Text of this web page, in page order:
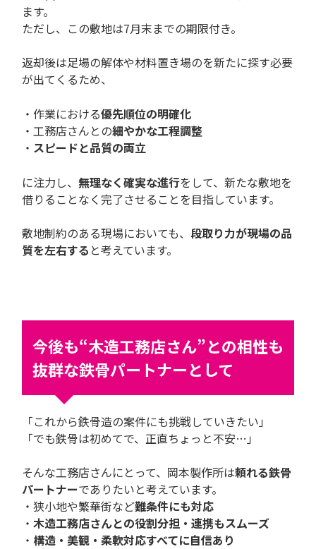
ます。
ただし、この敷地は7月末までの期限付き。
返却後は足場の解体や材料置き場のを新たに探す必要
が出てくるため、
・作業における優先順位の明確化
・工務店さんとの細やかな工程調整
・ スピードと品質の両立
に注力し、 無理なく確実な進行をして、新たな敷地を
借りることなく完了させることを目指しています。
敷地制約のある現場においても、 段取り力が現場の品
質を左右する と考えています。
今後も“木造工務店さん”との相性も
抜群な鉄骨パートナーとして
「これから鉄骨造の案件にも挑戦していきたい」
「でも鉄骨は初めてで、正直ちょっと不安…」
そんな工務店さんにとって、岡本製作所は頼れる鉄骨
パートナーでありたいと考えています。
・狭小地や繁華街など難条件にも対応
・ 木造工務店さんとの役割分担・連携もスムーズ
・ 構造・美観・柔軟対応すべてに自信あり